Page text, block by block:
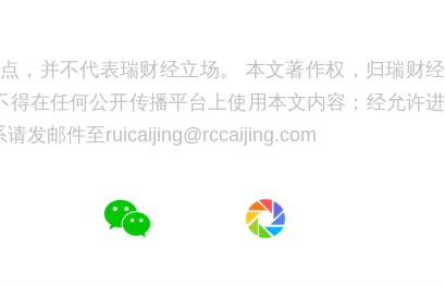
，并不代表瑞财经立场。 本文著作权，归瑞财经
得在任何公开传播平台上使用本文内容；经允许进
发邮件至ruicaijing@rccaijing.com